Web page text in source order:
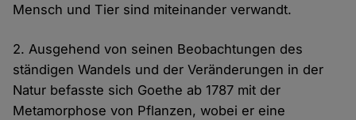
Mensch und Tier sind miteinander verwandt.
2. Ausgehend von seinen Beobachtungen des
ständigen Wandels und der Veränderungen in der
Natur befasste sich Goethe ab 1787 mit der
Metamorphose von Pflanzen, wobei er eine